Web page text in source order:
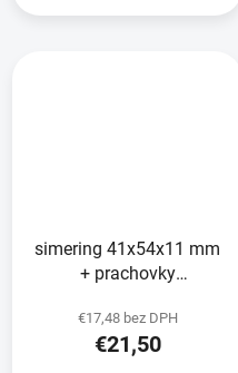
simering 41x54x11 mm
+ prachovky
pre vidlice Tourmax
€17,48 bez DPH
€21,50